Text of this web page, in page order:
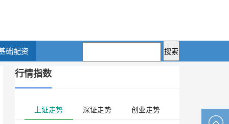
础配资
行情指数
上证走势 深证走势 创业走势